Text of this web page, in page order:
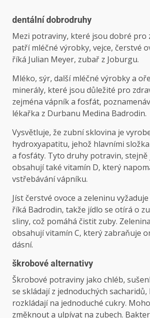
dentální dobrodruhy
Mezi potraviny, které jsou dobré pro
patří mléčné výrobky, vejce, čerstvé
říká Julian Meyer, zubař z Joburgu.
Mléko, sýr, další mléčné výrobky a
minerály, které jsou důležité pro
zejména vápník a fosfát,
lékařka z Durbanu Medina Badrodin.
Vysvětluje, že zubní sklovina je
hydroxyapatitu, jehož hlavními
a fosfáty. Tyto druhy potravin, stejně
obsahují také vitamín D, který
vstřebávání vápníku.
Jíst čerstvé ovoce a zeleninu
říká Badrodin, takže jídlo se otírá o
sliny, což pomáhá čistit zuby.
obsahují vitamín C, který zabraňuje
dásní.
škrobové alternativy
Škrobové potraviny jako chléb,
se skládají z jednoduchých sacharidů,
rozkládají na jednoduché cukry.
změknout a ulpívat na zubech.